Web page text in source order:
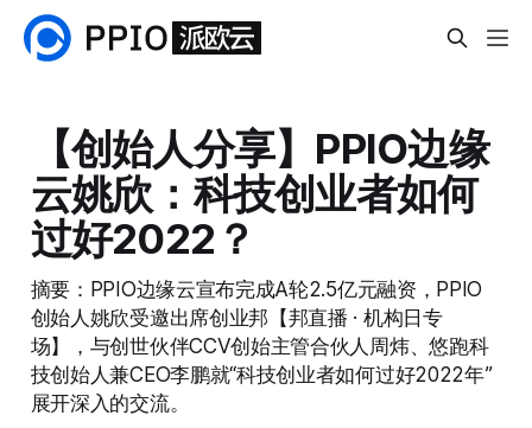
【创始人分享】PPIO边缘
云姚欣：科技创业者如何
过好2022？
摘要：PPIO边缘云宣布完成A轮2.5亿元融资，PPIO
创始人姚欣受邀出席创业邦【邦直播 · 机构日专
场】，与创世伙伴CCV创始主管合伙人周炜、悠跑科
技创始人兼CEO李鹏就“科技创业者如何过好2022年”
展开深入的交流。